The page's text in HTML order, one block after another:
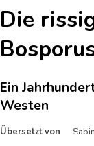
Die
Ein
Westen
Übersetzt von